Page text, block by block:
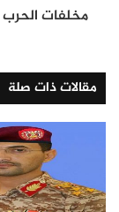
مخلفات الحرب
مقالات ذات صلة